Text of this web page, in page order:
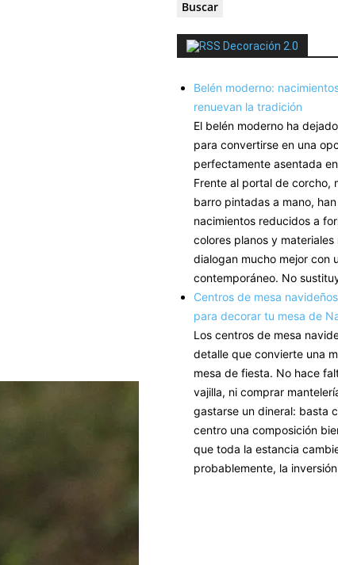
Decoración 2.0
Belén moderno:
renuevan la tradición
El belén moderno ha
para convertirse en una
perfectamente asentada
Frente al portal de corcho,
barro pintadas a mano,
nacimientos reducidos a
colores planos y
dialogan mucho mejor con
contemporáneo. No
Centros de mesa
para decorar tu mesa de
Los centros de mesa
detalle que convierte una
mesa de fiesta. No hace
vajilla, ni comprar
gastarse un dineral: basta
centro una composición
que toda la estancia
probablemente, la